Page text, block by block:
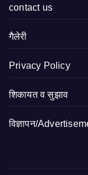
contact us
गैलेरी
Privacy Policy
शिकायत व सुझाव
विज्ञापन/